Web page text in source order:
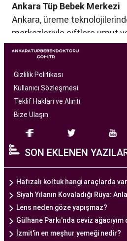
Ankara Tüp Bebek Merkezi
Ankara, üreme
merkezleriyle çiftlere umut
Tüp Bebek Merkezi, kısırlık
çiftlere profesyonel ve
hizmet sunan bir sağlık
tıbbın son teknolojilerini
başarılı tüp bebek tedavileri
bir ekip tarafından
alan tıp profesyonelleri,
tedavi planları sunarak, her
dikkate alır. Ayrıca,
ve ekipmanlar, tedavi
güvenli hale getirir.
Ankara Tüp Bebek Merkezi,
anlayışı ve etik prensipler
Gizlilik Politikası
Kullanıcı Sözleşmesi
Teklif Hakları ve Alıntı
Bize Ulaşın
SON EKLENEN
Hafızalı koltuk hangi araçlarda
Siyah Yılanın Kovaladığı Rüya:
Lens neden göze yapışmaz?
Gülhane Parkı'nda ceviz ağacıyım
İzmit'in en meşhur yemeği nedir?